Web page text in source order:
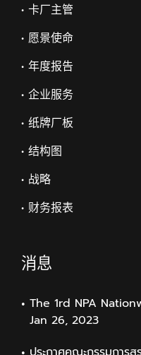
• 卡厂主管
• 愿景使命
• 年度报告
• 企业服务
• 纸牌厂板
• 结构图
• 战略
• 财务报表
消息
The 1rd NPA
Jan 26, 2023